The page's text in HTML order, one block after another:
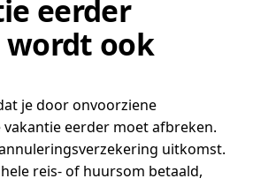
eerder
ook
je door onvoorziene
eerder moet afbreken.
uitkomst.
reis- of huursom betaald,